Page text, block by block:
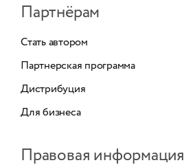
Партнёрам
Стать автором
Партнерская программа
Дистрибуция
Для бизнеса
Правовая информация